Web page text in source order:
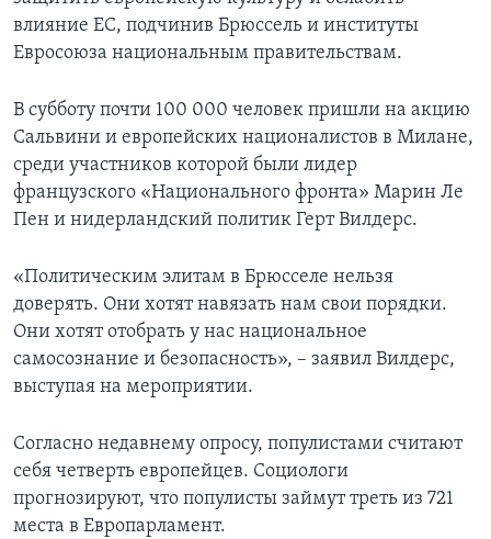
влияние ЕС, подчинив Брюссель и институты
Евросоюза национальным правительствам.
В субботу почти 100 000 человек пришли на акцию
Сальвини и европейских националистов в Милане,
среди участников которой были лидер
французского «Национального фронта» Марин Ле
Пен и нидерландский политик Герт Вилдерс.
«Политическим элитам в Брюсселе нельзя
доверять. Они хотят навязать нам свои порядки.
Они хотят отобрать у нас национальное
самосознание и безопасность», – заявил Вилдерс,
выступая на мероприятии.
Согласно недавнему опросу, популистами считают
себя четверть европейцев. Социологи
прогнозируют, что популисты займут треть из 721
места в Европарламент.